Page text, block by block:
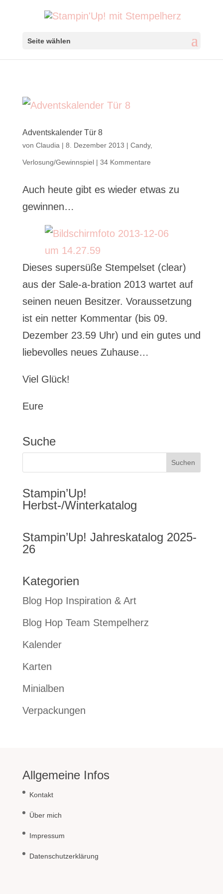
Seite wählen
Adventskalender Tür 8
von Claudia | 8. Dezember 2013 | Candy,
Verlosung/Gewinnspiel| 34 Kommentare
Auch heute gibt es wieder etwas zu
gewinnen…
Dieses supersüße Stempelset (clear)
aus der Sale-a-bration 2013 wartet auf
seinen neuen Besitzer. Voraussetzung
ist ein netter Kommentar (bis 09.
Dezember 23.59 Uhr) und ein gutes und
liebevolles neues Zuhause…
Viel Glück!
Eure
Suche
Stampin’Up!
Herbst-/Winterkatalog
Stampin’Up! Jahreskatalog 2025-
26
Kategorien
Blog Hop Inspiration & Art
Blog Hop Team Stempelherz
Kalender
Karten
Minialben
Verpackungen
Allgemeine Infos
Kontakt
Über mich
Impressum
Datenschutzerklärung